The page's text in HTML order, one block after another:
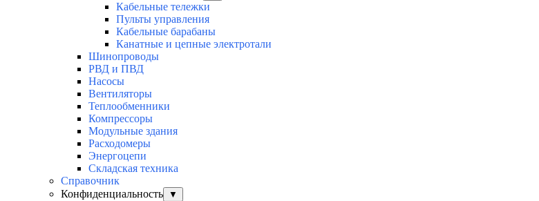
Кабельные тележки
Пульты управления
Кабельные барабаны
Канатные и цепные электротали
Шинопроводы
РВД и ПВД
Насосы
Вентиляторы
Теплообменники
Компрессоры
Модульные здания
Расходомеры
Энергоцепи
Складская техника
Справочник
Конфиденциальность
▼